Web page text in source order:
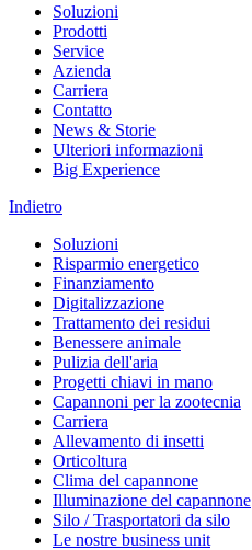
Soluzioni
Prodotti
Service
Azienda
Carriera
Contatto
News & Storie
Ulteriori informazioni
Big Experience
Indietro
Soluzioni
Risparmio energetico
Finanziamento
Digitalizzazione
Trattamento dei residui
Benessere animale
Pulizia dell'aria
Progetti chiavi in mano
Capannoni per la zootecnia
Carriera
Allevamento di insetti
Orticoltura
Clima del capannone
Illuminazione del capannone
Silo / Trasportatori da silo
Le nostre business unit